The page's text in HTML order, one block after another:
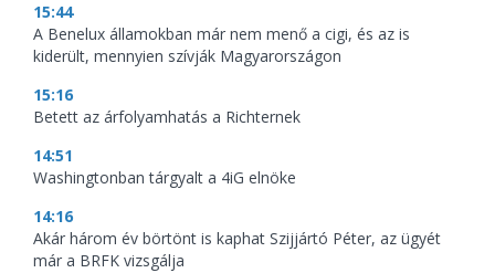
15:44
A Benelux államokban már nem menő a cigi, és az is
kiderült, mennyien szívják Magyarországon
15:16
Betett az árfolyamhatás a Richternek
14:51
Washingtonban tárgyalt a 4iG elnöke
14:16
Akár három év börtönt is kaphat Szijjártó Péter, az ügyét
már a BRFK vizsgálja